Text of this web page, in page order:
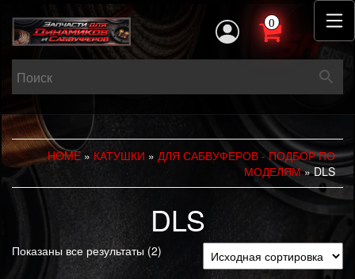
0
HOME» КАТУШКИ » ДЛЯ САБВУФЕРОВ - ПОДБОР ПО
МОДЕЛЯМ» DLS
DLS
Показаны все результаты (2)